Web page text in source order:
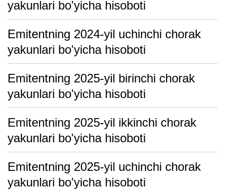
yakunlari bo'yicha hisoboti
Emitentning 2024-yil uchinchi chorak
yakunlari bo'yicha hisoboti
Emitentning 2025-yil birinchi chorak
yakunlari bo'yicha hisoboti
Emitentning 2025-yil ikkinchi chorak
yakunlari bo'yicha hisoboti
Emitentning 2025-yil uchinchi chorak
yakunlari bo'yicha hisoboti